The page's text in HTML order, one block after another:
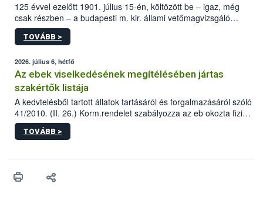
125 évvel ezelőtt 1901. július 15-én, költözött be – igaz, még
csak részben – a budapesti m. kir. állami vetőmagvizsgáló
állomás a Kis Rókus utca 15. szám alatti, Czigler Győző által
tervezett új épületébe.
TOVÁBB >
2026. július 6, hétfő
Az ebek viselkedésének megítélésében jártas
szakértők listája
A kedvtelésből tartott állatok tartásáról és forgalmazásáról szóló
41/2010. (II. 26.) Korm.rendelet szabályozza az eb okozta fizikai
sérülés, illetve ennek veszélye keletkezésekor felmerülő
hatósági feladatokat, valamint a veszélyes eb tartását és annak
vonni az ebek viselkedésének megítélésében jártas szakértőt.
TOVÁBB >